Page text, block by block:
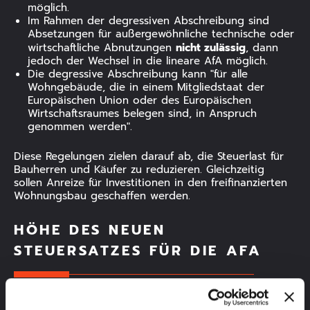
möglich.
Im Rahmen der degressiven Abschreibung sind
Absetzungen für außergewöhnliche technische oder
wirtschaftliche Abnutzungen nicht zulässig, dann
jedoch der Wechsel in die lineare AfA möglich.
Die degressive Abschreibung kann "für alle
Wohngebäude, die in einem Mitgliedstaat der
Europäischen Union oder des Europäischen
Wirtschaftsraumes belegen sind, in Anspruch
genommen werden".
Diese Regelungen zielen darauf ab, die Steuerlast für
Bauherren und Käufer zu reduzieren. Gleichzeitig
sollen Anreize für Investitionen in den freifinanzierten
Wohnungsbau geschaffen werden.
HÖHE DES NEUEN
STEUERSATZES FÜR DIE AFA
Die Höhe des Steuersatzes spielt eine zentrale Rolle